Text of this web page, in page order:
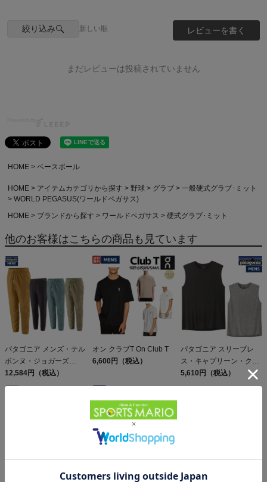
絞り込み 新しい順 レビューを書く
まだレビューは投稿されていません
HOME ベースボール
HOME アイテムカテゴリから探す 野球 グラブ
一般硬式グラブ･ミット
WORLD PEGASUS(ワールドペガサス)
HOME
ブランドから探す ワールドペガサス 硬式グラブ･ミット
他のお客様はこちらの商品も見ています
パタゴニア メンズ・テル
ボンヌ・ジョガーズ
PATAGONIA MS
TERREBONNE
12,584円（税込）
オン クラブT On Club T
6,600円（税込）
パタゴニア スリーブレ
ス・キャプリーン・クー
ル・デイリー・シャツ
Patagonia Sleeveless
5,610円（税込）
パタゴニア レフュジオ・
パタゴニア フーディニ・